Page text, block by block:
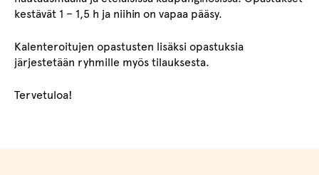
kestävät 1 – 1,5 h ja niihin on vapaa pääsy.
Kalenteroitujen opastusten lisäksi opastuksia
järjestetään ryhmille myös tilauksesta.
Tervetuloa!